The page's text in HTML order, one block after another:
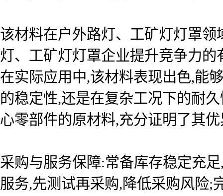
该材料在户外路灯、工矿灯灯罩
灯、工矿灯灯罩企业提升竞争力
在实际应用中,该材料表现出色,能
的稳定性,还是在复杂工况下的耐
心零部件的原材料,充分证明了其
采购与服务保障:常备库存稳定充
服务,先测试再采购,降低采购风险;